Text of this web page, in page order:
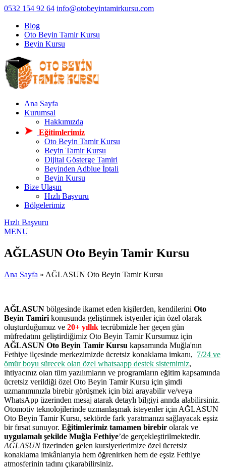
0532 154 92 64 info@otobeyintamirkursu.com
Blog
Oto Beyin Tamir Kursu
Beyin Kursu
Ana Sayfa
Kurumsal
Hakkımızda
Eğitimlerimiz
Oto Beyin Tamir Kursu
Beyin Tamir Kursu
Dijital Gösterge Tamiri
Beyinden Adblue İptali
Beyin Kursu
Bize Ulaşın
Hızlı Başvuru
Bölgelerimiz
Hızlı Başvuru
MENU
AĞLASUN Oto Beyin Tamir Kursu
Ana Sayfa » AĞLASUN Oto Beyin Tamir Kursu
AĞLASUN bölgesinde ikamet eden kişilerden, kendilerini Oto
Beyin Tamiri konusunda geliştirmek istyenler için özel olarak
oluşturduğumuz ve 20+ yıllık tecrübmizle her geçen gün
müfredatını geliştirdiğimiz Oto Beyin Tamir Kursumuz için
AĞLASUN Oto Beyin Tamir Kursu kapsamında Muğla'nın
Fethiye ilçesinde merkezimizde ücretsiz konaklama imkanı, 7/24 ve
ömür boyu sürecek olan özel whatsaapp destek sistemimiz,
ihtiyacınız olan tüm yazılımların ve programların eğitim kapsamında
ücretsiz verildiği özel Oto Beyin Tamir Kursu için şimdi
uzmanımınızla birebir görüşmek için bizi arayabilir ve/veya
WhatsApp üzerinden mesaj atarak detaylı bilgiyi annda alabilirsiniz.
Otomotiv teknolojilerinde uzmanlaşmak isteyenler için AĞLASUN
Oto Beyin Tamir Kursu, sektörde fark yaratmanızı sağlayacak eşsiz
bir fırsat sunuyor. Eğitimlerimiz tamamen birebir olarak ve
uygulamalı şekilde Muğla Fethiye’de gerçekleştirilmektedir.
AĞLASUNüzerinden gelen kursiyerlerimize özel ücretsiz
konaklama imkânlarıyla hem öğrenirken hem de eşsiz Fethiye
atmosferinin tadını çıkarabilirsiniz.